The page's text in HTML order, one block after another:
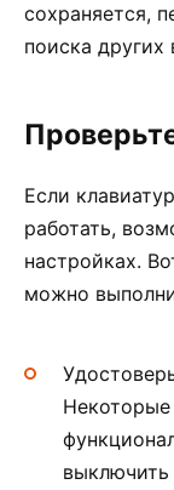
сохраняется,
поиска
Если
работать,
настройках.
можно
выключить